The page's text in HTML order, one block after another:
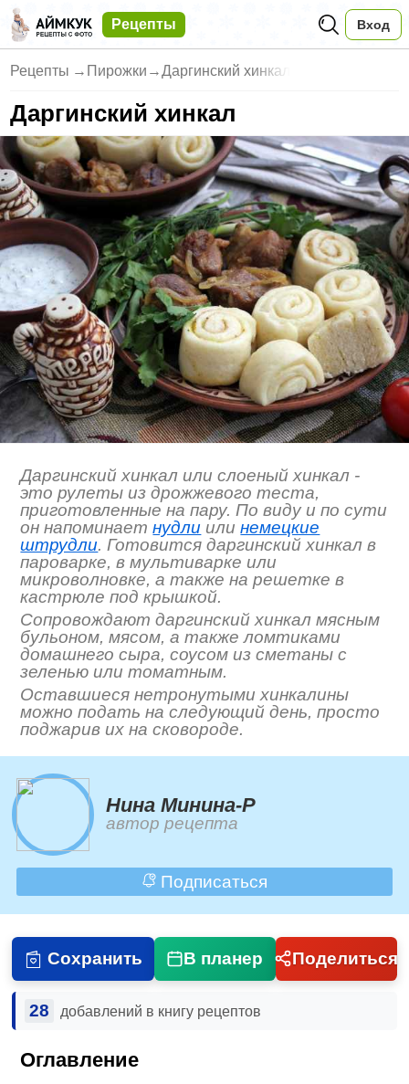
Рецепты Вход
Рецепты → Пирожки →Даргинский хинкал
Даргинский хинкал
Даргинский хинкал или слоеный хинкал -
это рулеты из дрожжевого теста,
приготовленные на пару. По виду и по сути
он напоминаетнудли илинемецкие
штрудли. Готовится даргинский хинкал в
пароварке, в мультиварке или
микроволновке, а также на решетке в
кастрюле под крышкой.
Сопровождают даргинский хинкал мясным
бульоном, мясом, а также ломтиками
домашнего сыра, соусом из сметаны с
зеленью или томатным.
Оставшиеся нетронутыми хинкалины
можно подать на следующий день, просто
поджарив их на сковороде.
Нина Минина-Р
автор рецепта
Подписаться
Сохранить В планер Поделиться
28 добавлений в книгу рецептов
Оглавление